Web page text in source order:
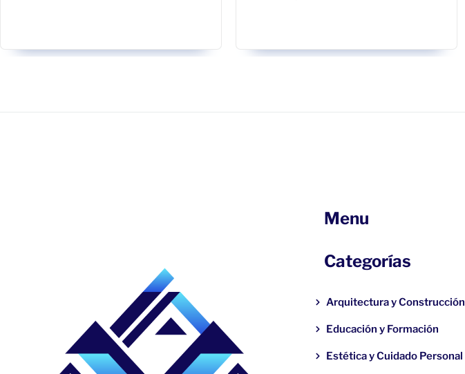
Menu
Categorías
Arquitectura y Construcción
Educación y Formación
Estética y Cuidado Personal